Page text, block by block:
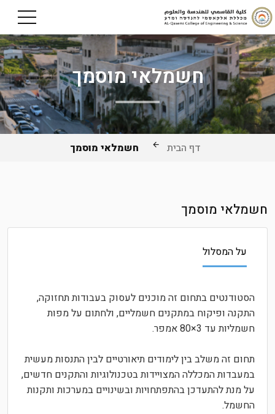
חשמלאי מוסמך
דף הבית חשמלאי מוסמך
חשמלאי מוסמך
על המסלול
הסטודנטים בתחום זה מוכנים לעסוק בעבודות תחזוקה,
התקנה ופיקוח במתקנים חשמליים, ולחתום על מפות
חשמליות עד 3×80 אמפר.
תחום זה משלב בין לימודים תיאורטיים לבין התנסות מעשית
במעבדות המכללה המצויידות בטכנולוגיות והתקנים חדשים,
על מנת להתעדכן בהתפתחויות ובשינויים במערכות ותקנות
החשמל.